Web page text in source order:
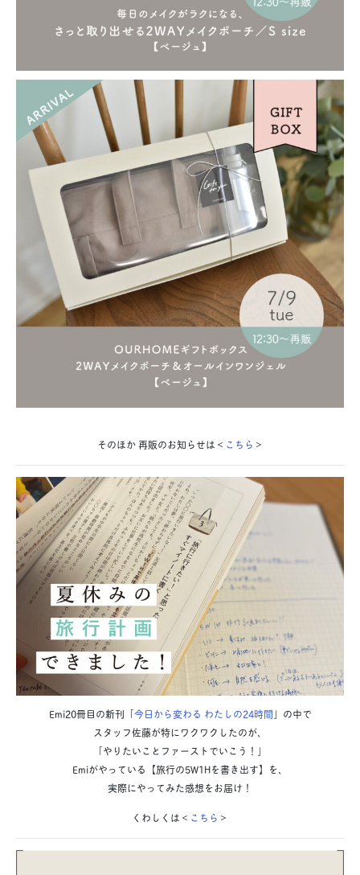
そのほか 再販のお知らせは＜ こちら ＞
Emi20冊目の新刊「今日から変わる わたしの24時間 」の中で
スタッフ佐藤が特にワクワクしたのが、
「やりたいことファーストでいこう！」
Emiがやっている【旅行の5W1Hを書き出す】を、
実際にやってみた感想をお届け！
くわしくは＜ こちら ＞